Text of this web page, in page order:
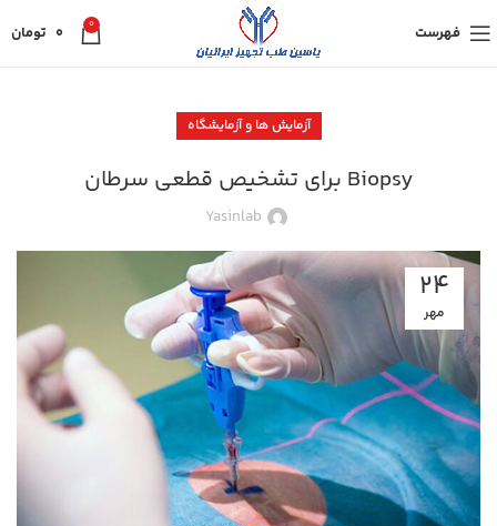
فهرست 0
0 تومان
آزمایش ها و آزمایشگاه
Biopsy برای تشخیص قطعی سرطان
Yasinlab
24
مهر